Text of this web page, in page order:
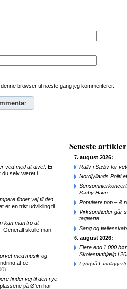
browser til næste gang jeg kommenterer.
ved med at give!: Er
du selv været i
finder vej til den
er en trist udvikling til...
kan man tro at
: Generalt skulle man
med musik og
de
finder vej til den nye
på Ø'en har
Seneste artikler
7. august 2026:
Rally i Sæby for
Nordjyllands Politi
Sæby Havn
Populære pop – &
Virksomheder går
faglærte
Sang og
6. august 2026:
Flere end 1.000
Skolestarthjælp i
Lyngså